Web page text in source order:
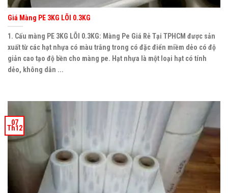
Giá Màng PE 3KG LÕI 0.3KG
1. Cấu màng PE 3KG LÕI 0.3KG: Màng Pe Giá Rẻ Tại TPHCM được sản
xuất từ các hạt nhựa có màu trắng trong có đặc điển miềm dẻo có độ
giản cao tạo độ bền cho màng pe. Hạt nhựa là một loại hạt có tính
dẻo, không dẫn ...
07
Th12